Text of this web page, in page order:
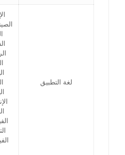
لغة التطبيق